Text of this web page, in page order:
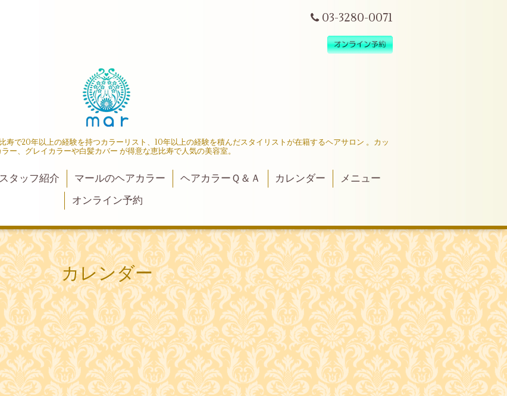
03-3280-0071
で20年以上の経験を持つカラーリスト、10年以上の経験を積んだスタイリストが在籍するヘアサロン 。カッ
ラー、グレイカラーや白髪カバー が得意な恵比寿で人気の美容室。
スタッフ紹介 マールのヘアカラー ヘアカラーＱ＆Ａ カレンダー
メニュー
オンライン予約
カレンダー